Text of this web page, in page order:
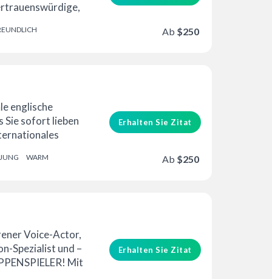
…
Ab $250
englische
Sie sofort lieben
JUNG WARM
Erhalten Sie Zitat
Ab $250
Voice-Actor,
Spezialist und –
Mit
Erhalten Sie Zitat